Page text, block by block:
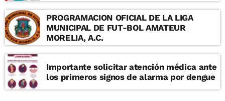
PROGRAMACION OFICIAL DE LA LIGA
MUNICIPAL DE FUT-BOL AMATEUR
MORELIA, A.C.
Importante solicitar atención médica ante
los primeros signos de alarma por dengue